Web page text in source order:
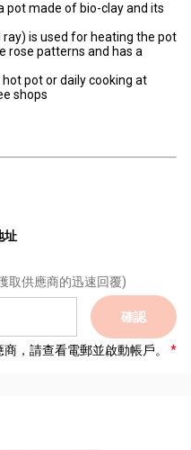
pot made of bio-clay and its
is used for heating the pot
rose patterns and has a
pot or daily cooking at
shops
址
取供應商的迅速回覆)
確認
，請查看電郵並啟動帳戶。